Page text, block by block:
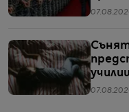
или